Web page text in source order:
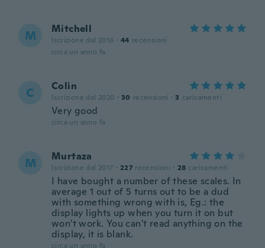
M Mitchell
Iscrizione dal 2016 · 44 recensioni
circa un anno fa
C Colin
Iscrizione dal 2020 · 30 recensioni · 3 caricamenti
Very good
circa un anno fa
M Murtaza
Iscrizione dal 2017 · 227 recensioni · 28 caricamenti
I have bought a number of these scales. In
average 1 out of 5 turns out to be a dud
with something wrong with is, Eg.: the
display lights up when you turn it on but
won't work. You can't read anything on the
display, it is blank.
circa un anno fa